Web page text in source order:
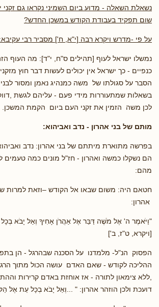
נשאלת השאלה - מדוע ביום השמיני נקראו גם
שום תפקיד בעבודת הקודש במשכן החדש?
על פי -מדרש ויקרא רבה [י"א, ח'] מסביר רבי עקיבא:
נמשלו ישראל לעוף [תהילים ס"ח, י"ד]: מה העוף
כנפיים - כך ישראל אין יכולים לעשות דבר חוץ
הסבר על סגולתו של משה כמנהיג נאמן ומסור
בשאלות שמתעוררות מידי פעם - עליהם לגשת
לכן משה הזמין את זקני העם ביום הקמת המשכן.
מותם של בני אהרון - נדב ואביהוא:
בפרשה מתוארת מיתתם של בני אהרון: נדב
הם נשקלו כמשה ואהרון - חז"ל מונים כמה טעמים
מהם:
חטאם היה: משום שבאו אל הקודש –וזאת למרות
אהרון:
"וַיֹּאמֶר ה' אֶל מֹשֶׁה דַּבֵּר אֶל אַהֲרֹן אָחִיךָ וְאַל יָבֹא
[ויקרא, ט"ז, ב']
הפסוק הנ"ל- מלמדנו על הסכנה שבהרגל - הן
ההליכה לקודש - שאם האדם עושה הכול מתוך
,ללא צימאון לתורה - אז אוחזת באדם קרירות
דועכת ולכן הוזהר אהרון: " ...וְאַל יָבֹא בְכָל עֵת אֶל